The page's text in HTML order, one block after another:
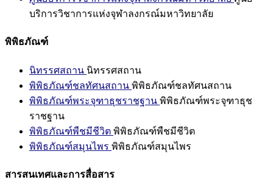
บริการวิชาการแห่งจุฬาลงกรณ์มหาวิทยาลัย
พิพิธภัณฑ์
นิทรรศสถาน นิทรรศสถาน
พิพิธภัณฑ์ชลทัศนสถาน พิพิธภัณฑ์ชลทัศนสถาน
พิพิธภัณฑ์พระจุฑาธุชราชฐาน พิพิธภัณฑ์พระจุฑาธุช
ราชฐาน
พิพิธภัณฑ์พืชมีชีวิต พิพิธภัณฑ์พืชมีชีวิต
พิพิธภัณฑ์สมุนไพร พิพิธภัณฑ์สมุนไพร
สารสนเทศและการสื่อสาร